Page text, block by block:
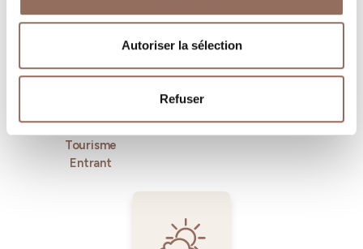
Autoriser la sélection
Refuser
Operateurs du
Tourisme
Entrant
Services